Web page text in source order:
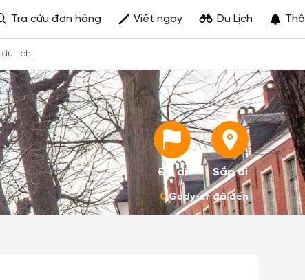
Tra cứu đơn hàng Viết ngay Du Lịch
lịch
Đã đi Sắp đi
0 Gody-er đã đến